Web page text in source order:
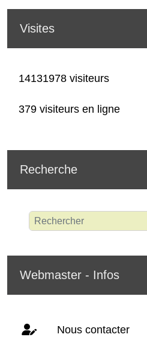
Visites
14131978 visiteurs
379 visiteurs en ligne
Recherche
Webmaster - Infos
Nous contacter